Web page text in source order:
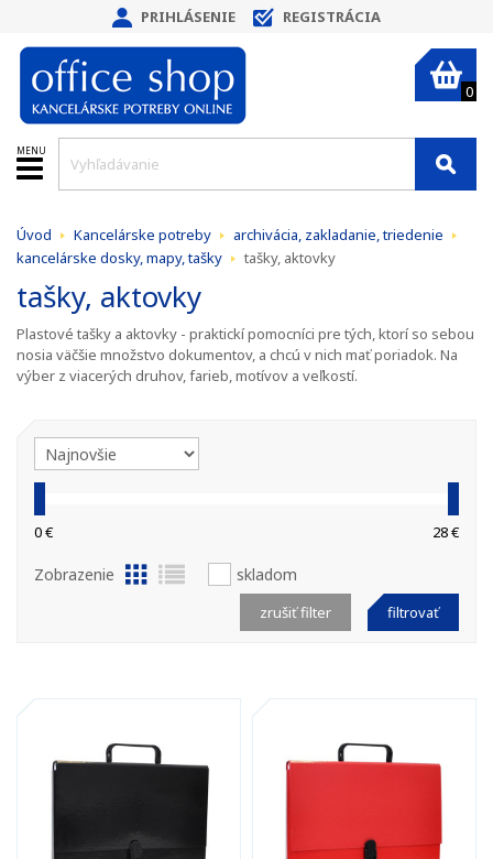
PRIHLÁSENIE REGISTRÁCIA
0
MENU
Úvod Kancelárske potreby
archivácia, zakladanie, triedenie
kancelárske dosky, mapy, tašky
tašky, aktovky
tašky, aktovky
Plastové tašky a aktovky - praktickí pomocníci pre tých, ktorí so sebou
nosia väčšie množstvo dokumentov, a chcú v nich mať poriadok. Na
výber z viacerých druhov, farieb, motívov a veľkostí.
0 € 28 €
Zobrazenie skladom
filtrovať
zrušiť filter